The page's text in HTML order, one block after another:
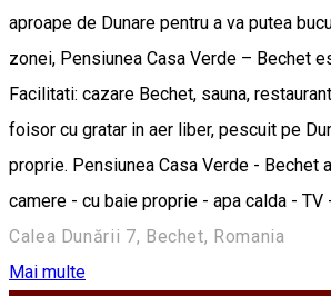
aproape de Dunare pentru a va putea
zonei, Pensiunea Casa Verde – Bechet
Facilitati: cazare Bechet, sauna,
foisor cu gratar in aer liber, pescuit pe
proprie. Pensiunea Casa Verde - Bechet
camere - cu baie proprie - apa calda -
Calea Dunării 7, Bechet, Romania
Mai multe